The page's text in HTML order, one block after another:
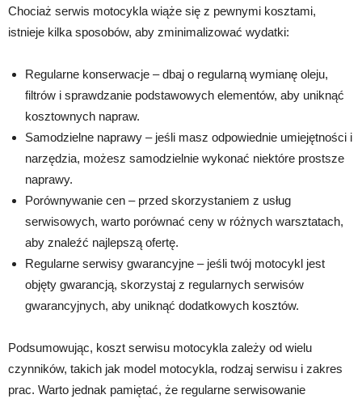
Chociaż serwis motocykla wiąże się z pewnymi kosztami,
istnieje kilka sposobów, aby zminimalizować wydatki:
Regularne konserwacje – dbaj o regularną wymianę oleju,
filtrów i sprawdzanie podstawowych elementów, aby uniknąć
kosztownych napraw.
Samodzielne naprawy – jeśli masz odpowiednie umiejętności i
narzędzia, możesz samodzielnie wykonać niektóre prostsze
naprawy.
Porównywanie cen – przed skorzystaniem z usług
serwisowych, warto porównać ceny w różnych warsztatach,
aby znaleźć najlepszą ofertę.
Regularne serwisy gwarancyjne – jeśli twój motocykl jest
objęty gwarancją, skorzystaj z regularnych serwisów
gwarancyjnych, aby uniknąć dodatkowych kosztów.
Podsumowując, koszt serwisu motocykla zależy od wielu
czynników, takich jak model motocykla, rodzaj serwisu i zakres
prac. Warto jednak pamiętać, że regularne serwisowanie